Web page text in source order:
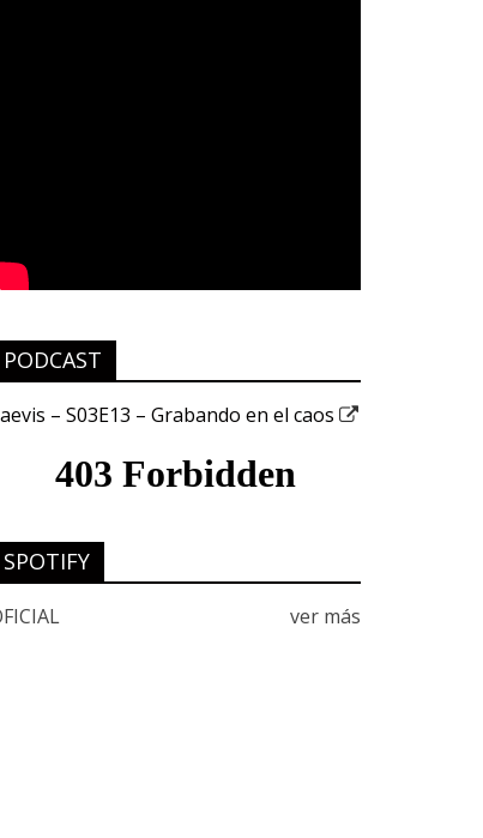
PODCAST
– S03E13 – Grabando en el caos
SPOTIFY
ver más